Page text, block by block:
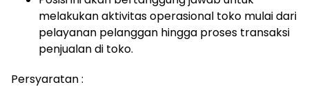
melakukan aktivitas operasional toko mulai dari
pelayanan pelanggan hingga proses transaksi
penjualan di toko.
Persyaratan :